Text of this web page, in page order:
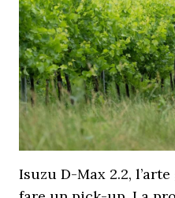
Isuzu D-Max 2.2,